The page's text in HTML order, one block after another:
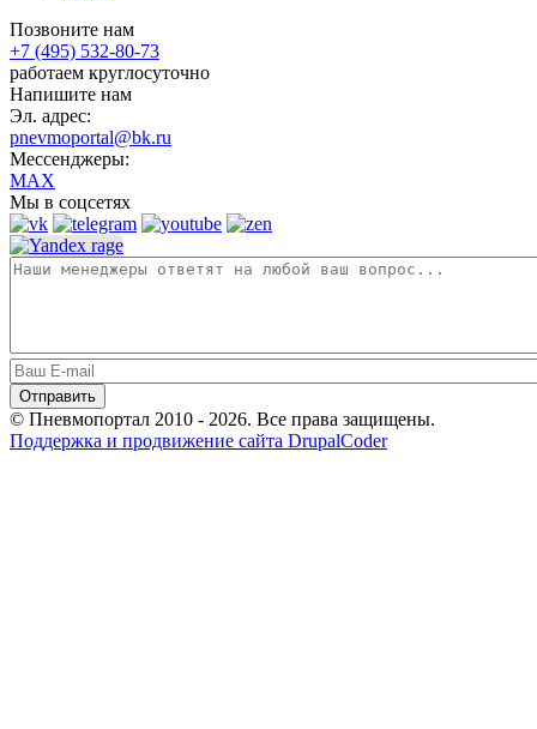
Позвоните нам
+7 (495) 532-80-73
работаем круглосуточно
Напишите нам
Эл. адрес:
pnevmoportal@bk.ru
Мессенджеры:
MAX
Мы в соцсетях
© Пневмопортал 2010 - 2026. Все права защищены.
Поддержка и продвижение сайта DrupalCoder